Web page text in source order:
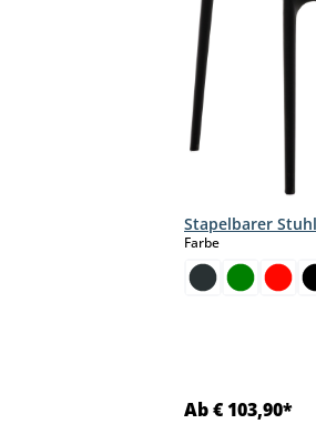
zurzeit nicht verfügbar.)
ist zurzeit nicht verfügbar.)
Stapelbarer
Farbeauswählen
Ab € 103,90*